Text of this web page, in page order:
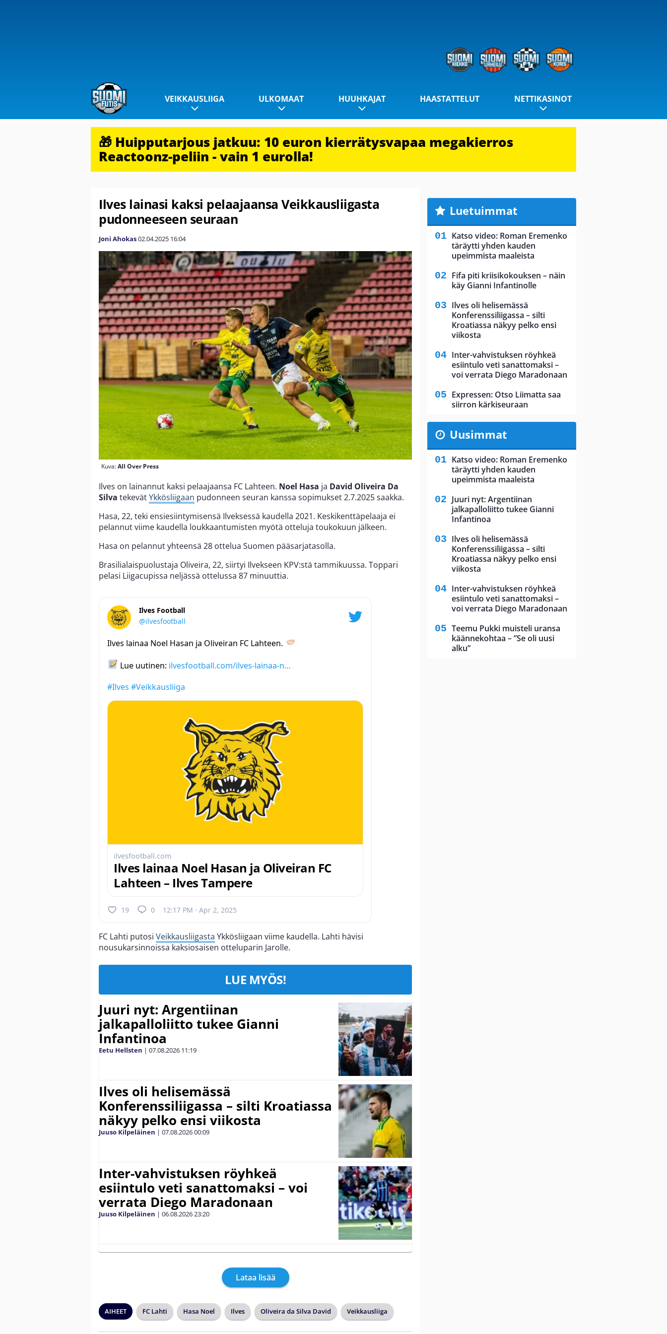
VEIKKAUSLIIGA ULKOMAAT HUUHKAJAT HAASTATTELUT NETTIKASINOT
🎁 Huipputarjous jatkuu: 10 euron kierrätysvapaa megakierros
Reactoonz-peliin - vain 1 eurolla!
Ilves lainasi kaksi pelaajaansa Veikkausliigasta
pudonneeseen seuraan
Joni Ahokas02.04.2025 16:04
Kuva:All Over Press
Ilves on lainannut kaksi pelaajaansa FC Lahteen. Noel Hasa ja David Oliveira Da
Silva tekevätYkkösliigaan pudonneen seuran kanssa sopimukset 2.7.2025 saakka.
Hasa, 22, teki ensiesiintymisensä Ilveksessä kaudella 2021. Keskikenttäpelaaja ei
pelannut viime kaudella loukkaantumisten myötä otteluja toukokuun jälkeen.
Hasa on pelannut yhteensä 28 ottelua Suomen pääsarjatasolla.
Brasilialaispuolustaja Oliveira, 22, siirtyi Ilvekseen KPV:stä tammikuussa. Toppari
pelasi Liigacupissa neljässä ottelussa 87 minuuttia.
Ilves Football
@ilvesfootball
Ilves lainaa Noel Hasan ja Oliveiran FC Lahteen.
Lue uutinen: ilvesfootball.com/ilves-lainaa-n…
#Ilves #Veikkausliiga
ilvesfootball.com
Ilves lainaa Noel Hasan ja Oliveiran FC
Lahteen – Ilves Tampere
19 0 12:17 PM · Apr 2, 2025
FC Lahti putosi Veikkausliigasta Ykkösliigaan viime kaudella. Lahti hävisi
nousukarsinnoissa kaksiosaisen otteluparin Jarolle.
LUE MYÖS!
Juuri nyt: Argentiinan
jalkapalloliitto tukee Gianni
Infantinoa
Eetu Hellsten | 07.08.2026 11:19
Ilves oli helisemässä
Konferenssiliigassa – silti Kroatiassa
näkyy pelko ensi viikosta
Juuso Kilpeläinen | 07.08.202600:09
Inter-vahvistuksen röyhkeä
esiintulo veti sanattomaksi – voi
verrata Diego Maradonaan
Juuso Kilpeläinen | 06.08.202623:20
Lataa lisää
AIHEET FC Lahti Hasa Noel Ilves Oliveira da Silva David Veikkausliiga
Luetuimmat
Katso video: Roman Eremenko
täräytti yhden kauden
upeimmista maaleista
Fifa piti kriisikokouksen – näin
käy Gianni Infantinolle
Ilves oli helisemässä
Konferenssiliigassa – silti
Kroatiassa näkyy pelko ensi
viikosta
Inter-vahvistuksen röyhkeä
esiintulo veti sanattomaksi –
voi verrata Diego Maradonaan
Expressen: Otso Liimatta saa
siirron kärkiseuraan
Uusimmat
Katso video: Roman Eremenko
täräytti yhden kauden
upeimmista maaleista
Juuri nyt: Argentiinan
jalkapalloliitto tukee Gianni
Infantinoa
Ilves oli helisemässä
Konferenssiliigassa – silti
Kroatiassa näkyy pelko ensi
viikosta
Inter-vahvistuksen röyhkeä
esiintulo veti sanattomaksi –
voi verrata Diego Maradonaan
Teemu Pukki muisteli uransa
käännekohtaa – ”Se oli uusi
alku”